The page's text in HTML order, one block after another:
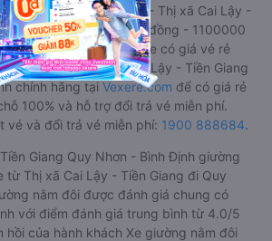
Quy Nhơn - Bình Định - Thị xã Cai Lậy -
dao động từ 740000 đồng - 1100000
xe Trọng Thủy Limousine có giá vé rẻ
Đặt vé xe Thị xã Cai Lậy - Tiền Giang
chính hãng tại Vexere.com để có giá rẻ
100% và hỗ trợ đổi trả vé miễn phí.
vé và đổi trả vé miễn phí: 1900 888684.
Giang Quy Nhơn - Bình Định giường
từ Thị xã Cai Lậy - Tiền Giang đi Quy
nằm đôi được đánh giá chung có
với điểm đánh giá trung bình từ 4.0/5
của hành khách Xe giường nằm đôi